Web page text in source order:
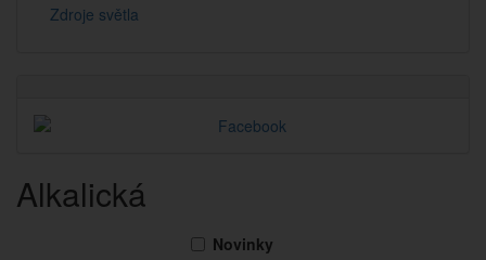
Zdroje světla
Alkalická
Novinky